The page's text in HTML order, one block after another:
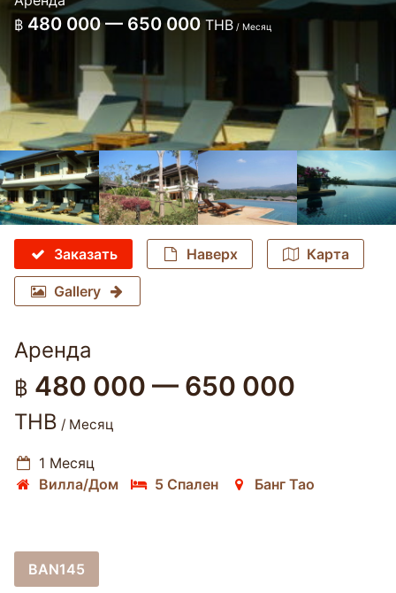
฿ 480 000 — 650 000THB / Месяц
Заказать Наверх Карта
Gallery
Аренда
฿ 480 000 — 650 000
THB / Месяц
1 Месяц
Вилла/Дом
5 Спален Банг Тао
BAN145